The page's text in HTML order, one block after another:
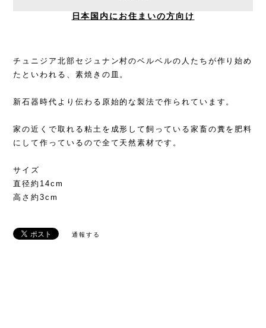
日本国内にお住まいの方向け
チュニジア北部セジュナン村のベルベルの人たちが作り始め
たといわれる、素焼きの皿。
新石器時代より伝わる原始的な製法で作られています。
家の近くで取れる粘土を成形して飼っている家畜の糞を肥料
にして作っているので全て天然素材です。
サイズ
直径約14cm
高さ約3cm
通報する